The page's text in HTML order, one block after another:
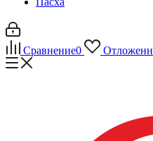
Сравнение0